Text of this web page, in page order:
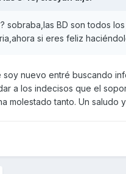
sobraba,las BD son todos
si eres feliz
nuevo entré buscando
a los indecisos que el
molestado tanto. Un saludo